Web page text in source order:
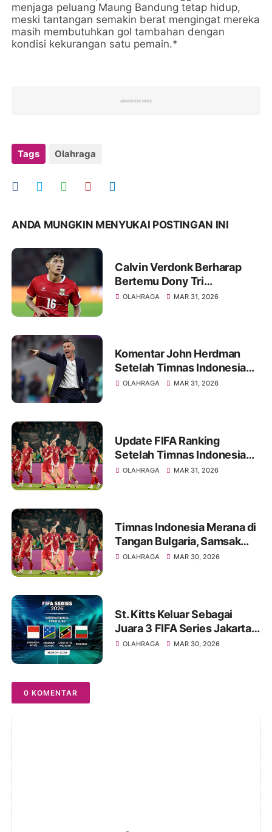
menjaga peluang Maung Bandung tetap hidup,
meski tantangan semakin berat mengingat mereka
masih membutuhkan gol tambahan dengan
kondisi kekurangan satu pemain.*
Tags Olahraga
ANDA MUNGKIN MENYUKAI POSTINGAN INI
Calvin Verdonk Berharap
Bertemu Dony Tri
Pamungkas di Eropa
OLAHRAGA MAR 31, 2026
Komentar John Herdman
Setelah Timnas Indonesia
Kalah Tipis dari Bulgaria
OLAHRAGA MAR 31, 2026
Update FIFA Ranking
Setelah Timnas Indonesia
Kalah Dari Bulgaria
OLAHRAGA MAR 31, 2026
Timnas Indonesia Merana di
Tangan Bulgaria, Samsak
Tinju Eropa Menang Tipis
OLAHRAGA MAR 30, 2026
St. Kitts Keluar Sebagai
Juara 3 FIFA Series Jakarta
2026
OLAHRAGA MAR 30, 2026
0 KOMENTAR